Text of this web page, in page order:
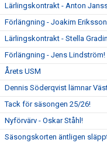
Lärlingskontrakt - Anton
Förlängning - Joakim
Lärlingskontrakt - Stella
Förlängning - Jens Lindström!
Årets USM
Dennis Söderqvist lämnar
Tack för säsongen 25/26!
Nyförvärv - Oskar Ståhl!
Säsongskorten äntligen